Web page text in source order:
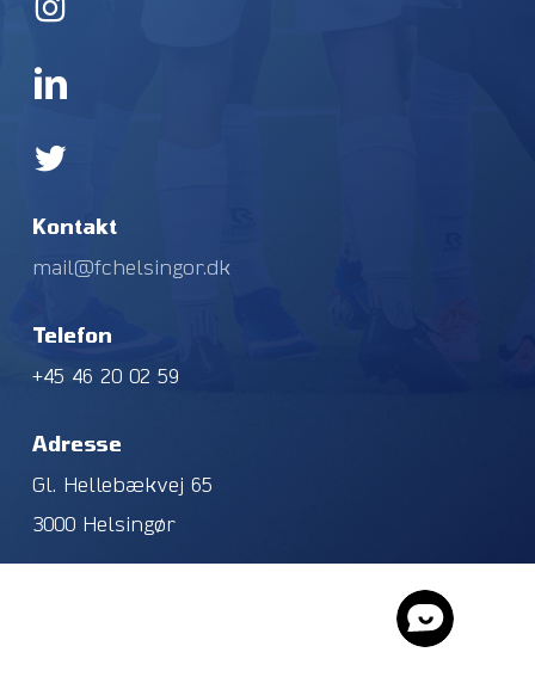
Kontakt
mail@fchelsingor.dk
Telefon
+45 46 20 02 59
Adresse
Gl. Hellebækvej 65
3000 Helsingør